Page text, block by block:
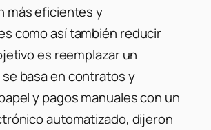
más eficientes y
como así también reducir
es reemplazar un
basa en contratos y
y pagos manuales con un
automatizado, dijeron